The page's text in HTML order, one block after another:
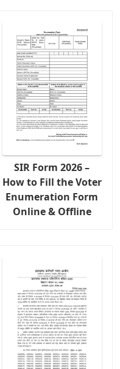
SIR Form 2026 –
How to Fill the Voter
Enumeration Form
Online & Offline